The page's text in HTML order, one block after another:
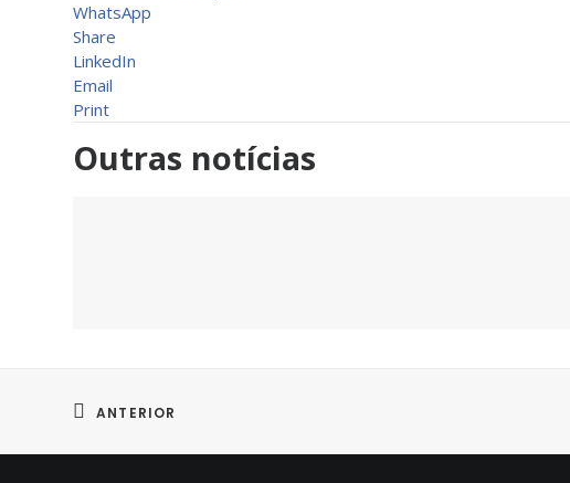
WhatsApp
Share
LinkedIn
Email
Print
Outras notícias
ANTERIOR